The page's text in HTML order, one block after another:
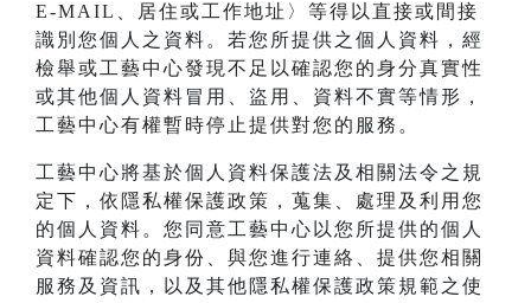
E-MAIL、居住或工作地址〉等得以直接或間接
識別您個人之資料。若您所提供之個人資料，經
檢舉或工藝中心發現不足以確認您的身分真實性
或其他個人資料冒用、盜用、資料不實等情形，
工藝中心有權暫時停止提供對您的服務。
工藝中心將基於個人資料保護法及相關法令之規
定下，依隱私權保護政策，蒐集、處理及利用您
的個人資料。您同意工藝中心以您所提供的個人
資料確認您的身份、與您進行連絡、提供您相關
服務及資訊，以及其他隱私權保護政策規範之使